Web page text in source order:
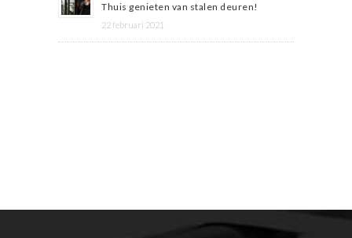
Thuis genieten van stalen deuren!
22 februari 2021